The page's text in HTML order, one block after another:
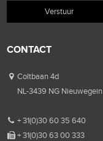
CONTACT
Coltbaan 4d
NL-3439 NG Nieuwegein
+ 31(0)30 60 35 640
+ 31(0)30 63 00 333